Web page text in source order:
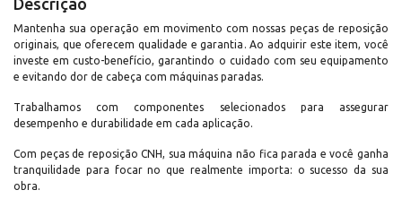
Descrição
Mantenha sua operação em movimento com nossas peças de reposição
originais, que oferecem qualidade e garantia. Ao adquirir este item, você
investe em custo-benefício, garantindo o cuidado com seu equipamento
e evitando dor de cabeça com máquinas paradas.
Trabalhamos com componentes selecionados para assegurar
desempenho e durabilidade em cada aplicação.
Com peças de reposição CNH, sua máquina não fica parada e você ganha
tranquilidade para focar no que realmente importa: o sucesso da sua
obra.